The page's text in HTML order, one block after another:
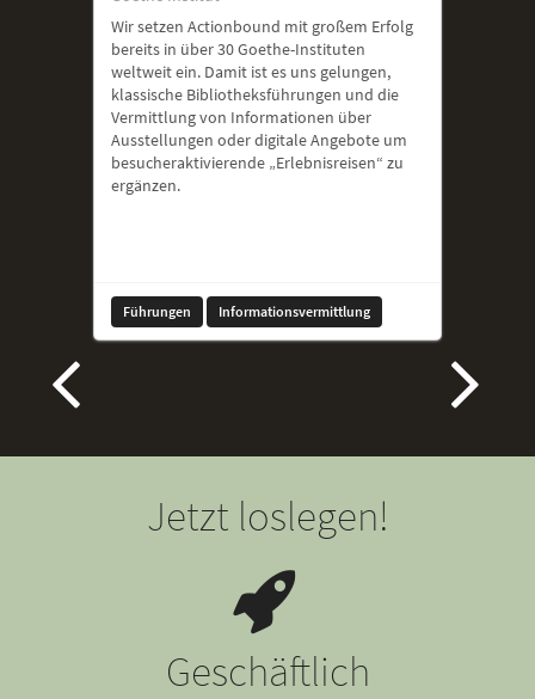
Wir setzen Actionbound mit großem Erfolg
bereits in über 30 Goethe-Instituten
weltweit ein. Damit ist es uns gelungen,
klassische Bibliotheksführungen und die
Vermittlung von Informationen über
Ausstellungen oder digitale Angebote um
besucheraktivierende „Erlebnisreisen“ zu
ergänzen.
Führungen Informationsvermittlung
Jetzt loslegen!
Geschäftlich